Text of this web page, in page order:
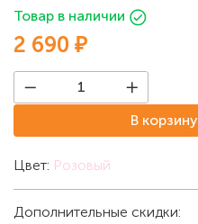
Товар в наличии
2 690 ₽
В корзину
Цвет: Розовый
Дополнительные скидки: